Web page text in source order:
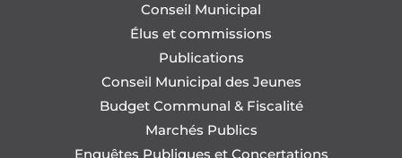
Conseil Municipal
Élus et commissions
Publications
Conseil Municipal des Jeunes
Budget Communal & Fiscalité
Marchés Publics
Enquêtes Publiques et Concertations